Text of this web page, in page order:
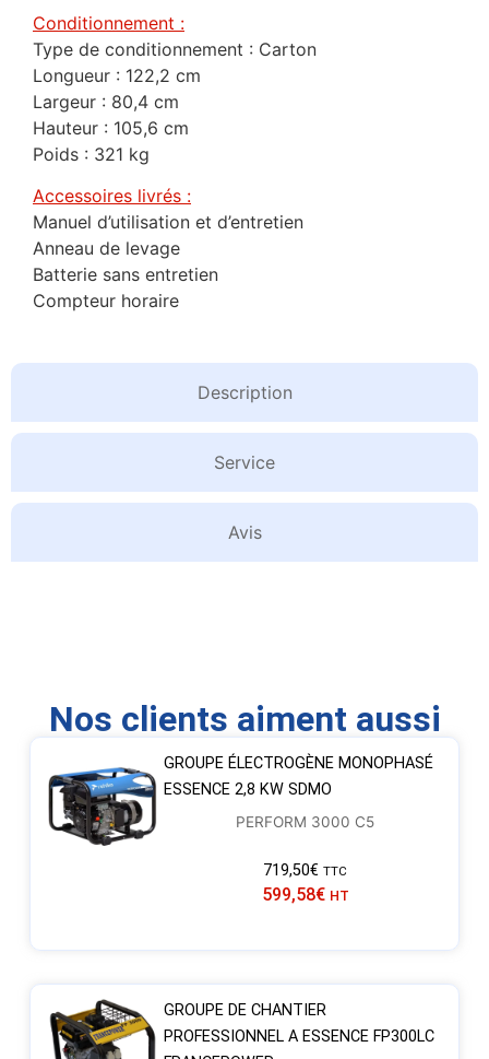
Description
Service
Avis
Conditionnement :
Type de conditionnement : Carton
Longueur : 122,2 cm
Largeur : 80,4 cm
Hauteur : 105,6 cm
Poids : 321 kg
Accessoires livrés :
Manuel d’utilisation et d’entretien
Anneau de levage
Batterie sans entretien
Compteur horaire
Nos clients aiment aussi
GROUPE ÉLECTROGÈNE MONOPHASÉ
ESSENCE 2,8 KW SDMO
PERFORM 3000 C5
719,50€ TTC
599,58€ HT
GROUPE DE CHANTIER
PROFESSIONNEL A ESSENCE FP300LC